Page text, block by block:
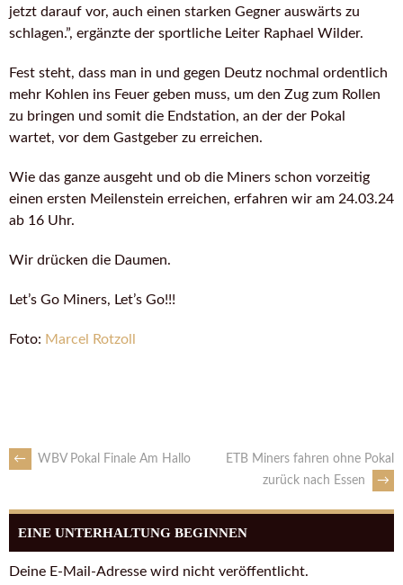
jetzt darauf vor, auch einen starken Gegner auswärts zu
schlagen.”, ergänzte der sportliche Leiter Raphael Wilder.
Fest steht, dass man in und gegen Deutz nochmal ordentlich
mehr Kohlen ins Feuer geben muss, um den Zug zum Rollen
zu bringen und somit die Endstation, an der der Pokal
wartet, vor dem Gastgeber zu erreichen.
Wie das ganze ausgeht und ob die Miners schon vorzeitig
einen ersten Meilenstein erreichen, erfahren wir am 24.03.24
ab 16 Uhr.
Wir drücken die Daumen.
Let’s Go Miners, Let’s Go!!!
Foto: Marcel Rotzoll
← WBV Pokal Finale Am Hallo
ETB Miners fahren ohne Pokal
zurück nach Essen
→
EINE UNTERHALTUNG BEGINNEN
Deine E-Mail-Adresse wird nicht veröffentlicht.